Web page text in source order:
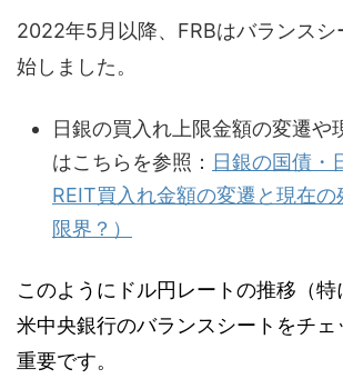
2022年5月以降、FRBはバランスシ
始しました。
日銀の買入れ上限金額の変遷や
はこちらを参照： 日銀の国債・
REIT買入れ金額の変遷と現在の
限界？）
このようにドル円レートの推移（特
米中央銀行のバランスシートをチ
重要です。